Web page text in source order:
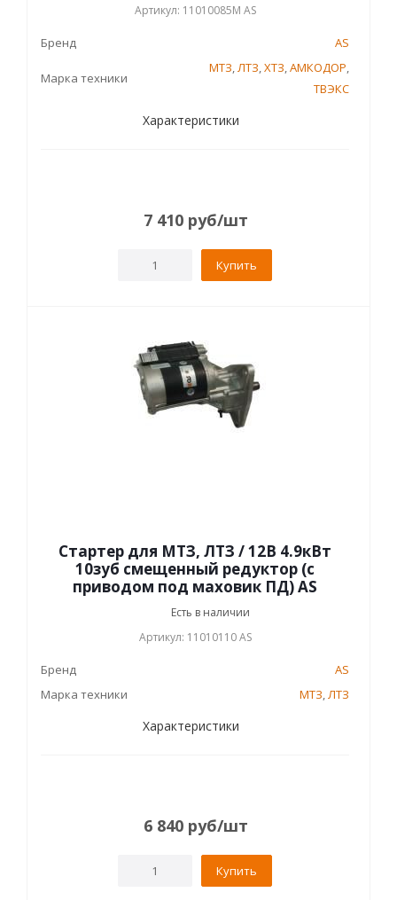
Артикул: 11010085М AS
Бренд AS
Марка техники
МТЗ,ЛТЗ,ХТЗ,АМКОДОР,
ТВЭКС
Характеристики
7 410руб/шт
Купить
Стартер для МТЗ, ЛТЗ / 12В 4.9кВт
10зуб смещенный редуктор (с
приводом под маховик ПД) AS
Есть в наличии
Артикул: 11010110 AS
Бренд
AS
Марка техники
МТЗ,ЛТЗ
Характеристики
6 840руб/шт
Купить